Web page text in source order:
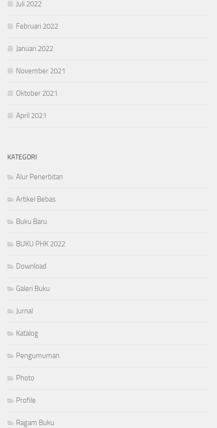
Juli 2022
Februari 2022
Januari 2022
November 2021
Oktober 2021
April 2021
KATEGORI
Alur Penerbitan
Artikel Bebas
Buku Baru
BUKU PHK 2022
Download
Galeri Buku
Jurnal
Katalog
Pengumuman
Photo
Profile
Ragam Buku